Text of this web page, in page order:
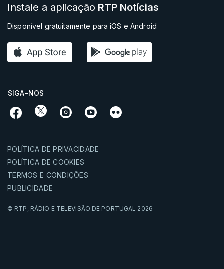
Instale a aplicação RTP Notícias
Disponível gratuitamente para iOS e Android
SIGA-NOS
POLÍTICA DE PRIVACIDADE
POLÍTICA DE COOKIES
TERMOS E CONDIÇÕES
PUBLICIDADE
© RTP, RÁDIO E TELEVISÃO DE PORTUGAL 2026